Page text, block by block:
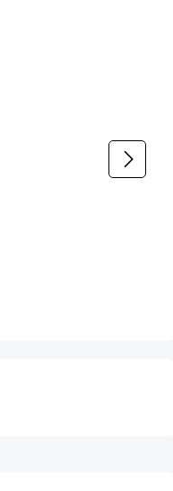
beschikbaar.)